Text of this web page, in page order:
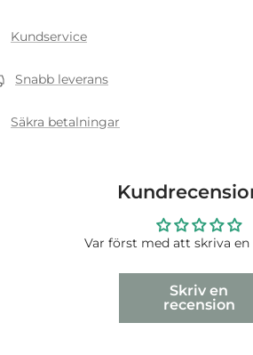
Kundservice
Snabb leverans
Säkra betalningar
Var först med att skriva en
Skriv en
recension